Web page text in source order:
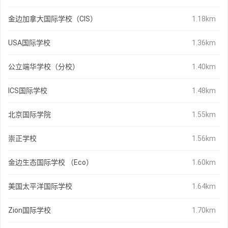
金边加拿大国际学校（CIS） 1.18km
USA国际学校 1.36km
公立端华学校（分校） 1.40km
ICS国际学校 1.48km
北京国际学院 1.55km
崇正学校 1.56km
金边生态国际学校 （Eco） 1.60km
美国太平洋国际学校 1.64km
Zion国际学校 1.70km